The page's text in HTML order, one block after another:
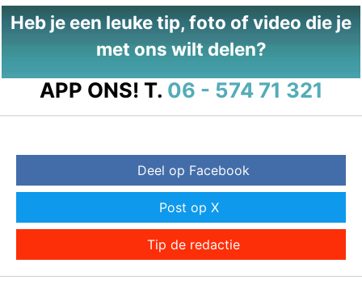
Heb je een leuke tip, foto of video die je
met ons wilt delen?
APP ONS! T. 06 - 574 71 321
Deel op Facebook
Post op X
Tip de redactie